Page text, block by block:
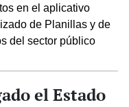
en el aplicativo
de Planillas y de
del sector público
el Estado